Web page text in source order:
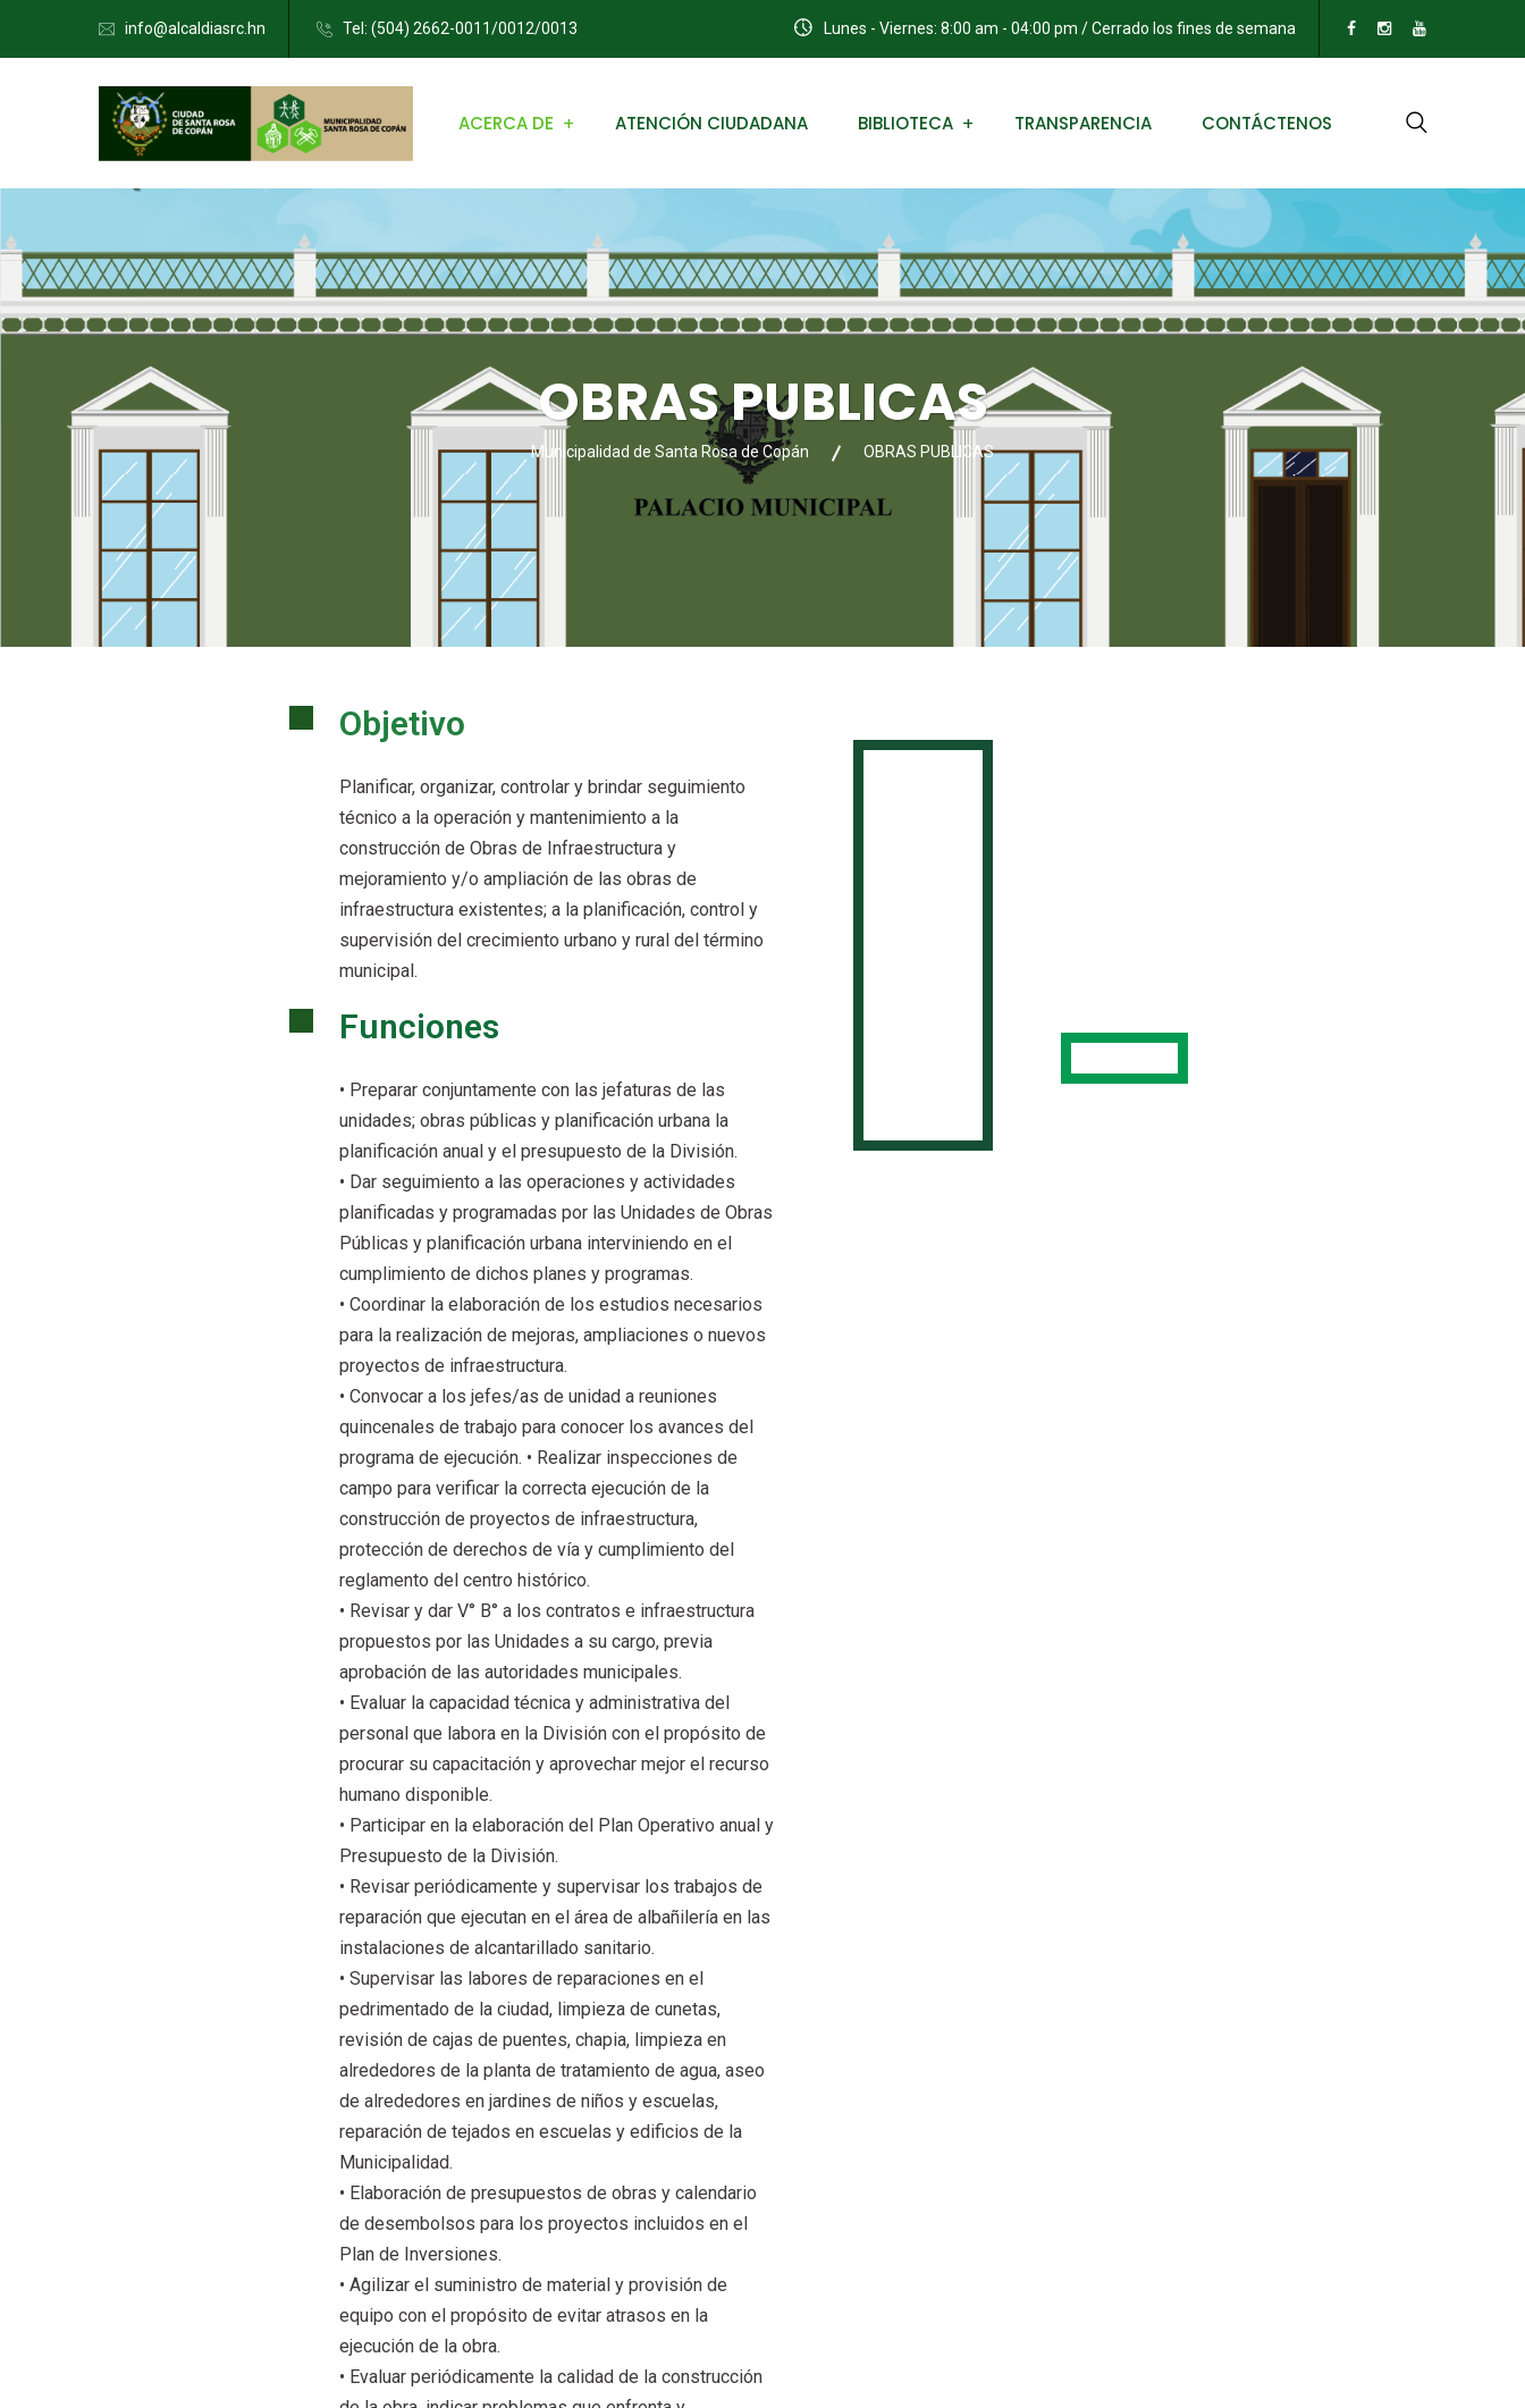
info@alcaldiasrc.hn Tel: (504) 2662-0011/0012/0013 Lunes - Viernes: 8:00 am - 04:00 pm / Cerrado los fines de semana
ACERCA DE ATENCIÓN CIUDADANA BIBLIOTECA TRANSPARENCIA CONTÁCTENOS
OBRAS PUBLICAS
Municipalidad de Santa Rosa de Copán OBRAS PUBLICAS
Objetivo
Planificar, organizar, controlar y brindar seguimiento
técnico a la operación y mantenimiento a la
construcción de Obras de Infraestructura y
mejoramiento y/o ampliación de las obras de
infraestructura existentes; a la planificación, control y
supervisión del crecimiento urbano y rural del término
municipal.
Funciones
• Preparar conjuntamente con las jefaturas de las
unidades; obras públicas y planificación urbana la
planificación anual y el presupuesto de la División.
• Dar seguimiento a las operaciones y actividades
planificadas y programadas por las Unidades de Obras
Públicas y planificación urbana interviniendo en el
cumplimiento de dichos planes y programas.
• Coordinar la elaboración de los estudios necesarios
para la realización de mejoras, ampliaciones o nuevos
proyectos de infraestructura.
• Convocar a los jefes/as de unidad a reuniones
quincenales de trabajo para conocer los avances del
programa de ejecución. • Realizar inspecciones de
campo para verificar la correcta ejecución de la
construcción de proyectos de infraestructura,
protección de derechos de vía y cumplimiento del
reglamento del centro histórico.
• Revisar y dar V° B° a los contratos e infraestructura
propuestos por las Unidades a su cargo, previa
aprobación de las autoridades municipales.
• Evaluar la capacidad técnica y administrativa del
personal que labora en la División con el propósito de
procurar su capacitación y aprovechar mejor el recurso
humano disponible.
• Participar en la elaboración del Plan Operativo anual y
Presupuesto de la División.
• Revisar periódicamente y supervisar los trabajos de
reparación que ejecutan en el área de albañilería en las
instalaciones de alcantarillado sanitario.
• Supervisar las labores de reparaciones en el
pedrimentado de la ciudad, limpieza de cunetas,
revisión de cajas de puentes, chapia, limpieza en
alrededores de la planta de tratamiento de agua, aseo
de alrededores en jardines de niños y escuelas,
reparación de tejados en escuelas y edificios de la
Municipalidad.
• Elaboración de presupuestos de obras y calendario
de desembolsos para los proyectos incluidos en el
Plan de Inversiones.
• Agilizar el suministro de material y provisión de
equipo con el propósito de evitar atrasos en la
ejecución de la obra.
• Evaluar periódicamente la calidad de la construcción